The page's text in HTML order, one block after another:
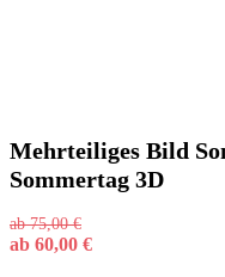
Mehrteiliges Bild
Sommertag 3D
ab75,00€
ab 60,00 €